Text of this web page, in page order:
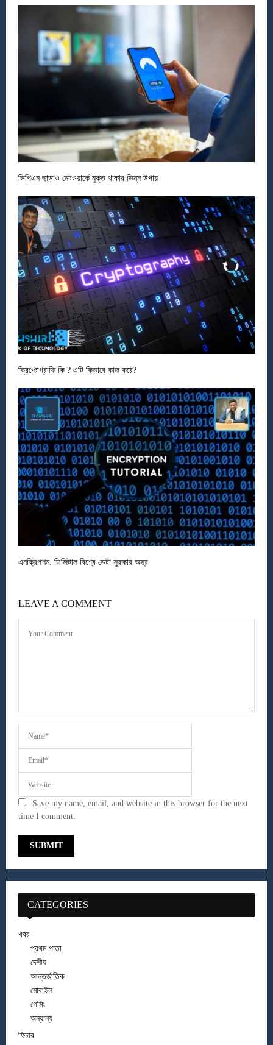
ভিপিএন ছাড়াও নেটওয়ার্কে যুক্ত থাকার ভিন্ন উপায়
ক্রিপ্টোগ্রাফি কি ? এটি কিভাবে কাজ করে?
এনক্রিপশন: ডিজিটাল বিশ্বে ডেটা সুরক্ষার অস্ত্র
LEAVE A COMMENT
Save my name, email, and website in this browser for the next
time I comment.
CATEGORIES
খবর
প্রথম পাতা
দেশীয়
আন্তর্জাতিক
মোবাইল
গেমিং
অন্যান্য
ফিচার